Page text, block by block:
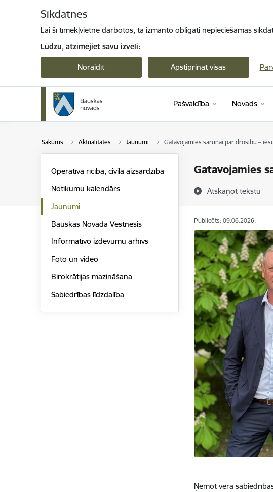
Sīkdatnes
Lai šī tīmekļvietne darbotos, tā izmanto obligāti nepieciešamās
Lūdzu, atzīmējiet savu izvēli:
Noraidīt Apstiprināt visas
Pašvaldība Novads
Sākums Aktualitātes Jaunumi Gatavojamies sarunai par drošību –
Gatavojamies
Atskaņot tekstu
Operatīva rīcība, civilā aizsardzība
Notikumu kalendārs
Jaunumi
Bauskas Novada Vēstnesis
Informatīvo izdevumu arhīvs
Foto un video
Birokrātijas mazināšana
Sabiedrības līdzdalība
Publicēts: 09.06.2026.
Ņemot vērā